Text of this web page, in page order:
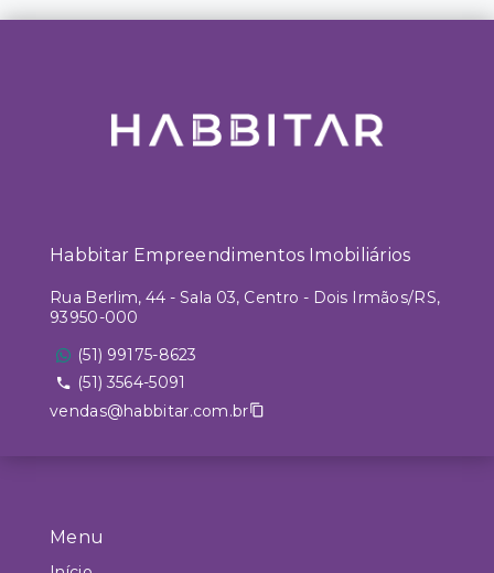
Menu
Habbitar Empreendimentos Imobiliários
Rua Berlim, 44 - Sala 03, Centro - Dois Irmãos/RS,
93950-000
(51) 99175-8623
(51) 3564-5091
vendas@habbitar.com.br